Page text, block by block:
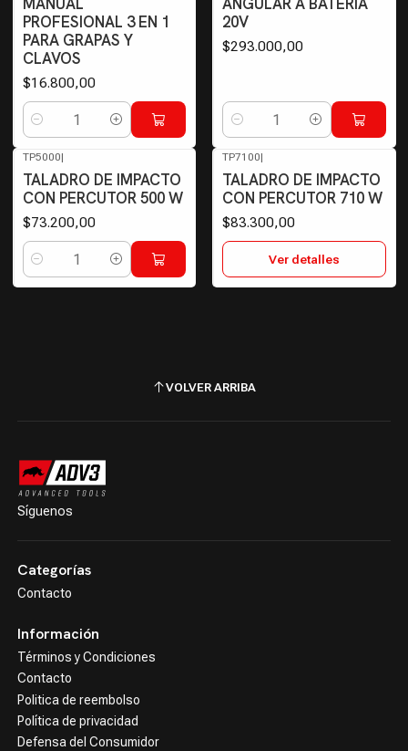
PROFESIONAL 3 EN 1
PARA GRAPAS Y
CLAVOS
$16.800,00
Cantidad
20V
$293.000,00
Cantidad
TP5000|
TALADRO DE IMPACTO
CON PERCUTOR 500 W
$73.200,00
Cantidad
Agotado
TP7100|
TALADRO DE IMPACTO
CON PERCUTOR 710 W
$83.300,00
Ver detalles
VOLVER ARRIBA
Síguenos
Categorías
Contacto
Información
Términos y Condiciones
Contacto
Politica de reembolso
Política de privacidad
Defensa del Consumidor